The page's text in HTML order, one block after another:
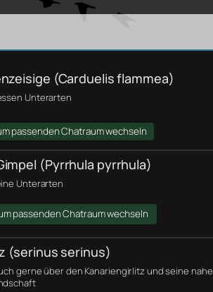
(Carduelis flammea)
Unterarten
passenden Chatraum wechseln
(Pyrrhula pyrrhula)
Unterarten
passenden Chatraum wechseln
(serinus serinus)
gerne über den Kanariengirlitz und seine nahe